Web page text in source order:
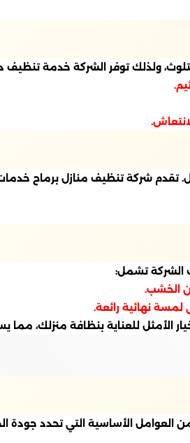
ولذلك توفر الشركة خدمة
تقدم شركة تنظيف منازل برماح
الشركة تشمل:
الخشب.
لمسة نهائية رائعة.
الأمثل للعناية بنظافة منزلك، مما
العوامل الأساسية التي تحدد جودة